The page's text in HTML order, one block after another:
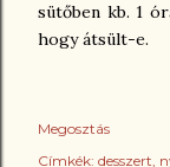
sütőben kb. 1
hogy átsült-e.
Megosztás
Címkék: desszert